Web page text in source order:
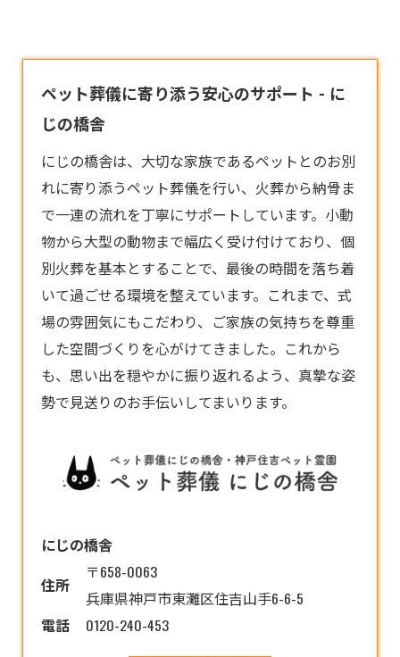
ペット葬儀に寄り添う安心のサポート - に
じの橋舎
にじの橋舎は、大切な家族であるペットとのお別
れに寄り添うペット葬儀を行い、火葬から納骨ま
で一連の流れを丁寧にサポートしています。小動
物から大型の動物まで幅広く受け付けており、個
別火葬を基本とすることで、最後の時間を落ち着
いて過ごせる環境を整えています。これまで、式
場の雰囲気にもこだわり、ご家族の気持ちを尊重
した空間づくりを心がけてきました。これから
も、思い出を穏やかに振り返れるよう、真摯な姿
勢で見送りのお手伝いしてまいります。
にじの橋舎
住所
〒658-0063
兵庫県神戸市東灘区住吉山手6-6-5
電話
0120-240-453